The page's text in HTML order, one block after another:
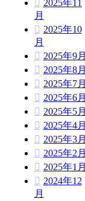
2025年11
月
2025年10
月
2025年9月
2025年8月
2025年7月
2025年6月
2025年5月
2025年4月
2025年3月
2025年2月
2025年1月
2024年12
月